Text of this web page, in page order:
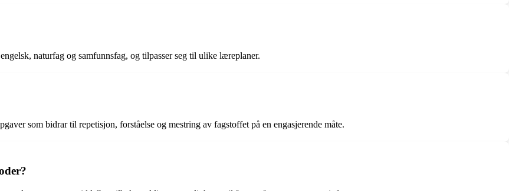
naturfag og samfunnsfag, og tilpasser seg til ulike læreplaner.
som bidrar til repetisjon, forståelse og mestring av fagstoffet på en engasjerende måte.